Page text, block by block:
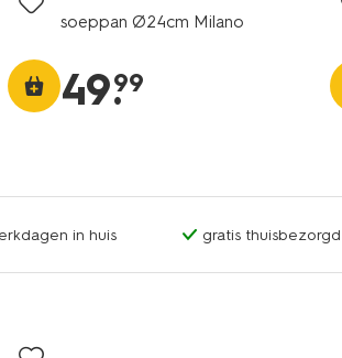
soeppan Ø24cm Milano
49.
99
in huis gratis